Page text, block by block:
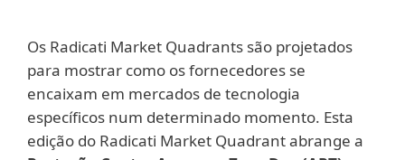
Os Radicati Market Quadrants são projetados
para mostrar como os fornecedores se
encaixam em mercados de tecnologia
específicos num determinado momento. Esta
edição do Radicati Market Quadrant abrange a